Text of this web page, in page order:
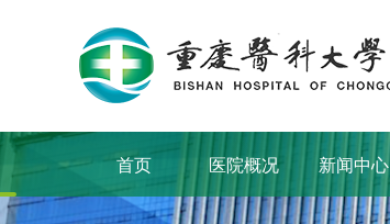
首页 医院概况 新闻中心